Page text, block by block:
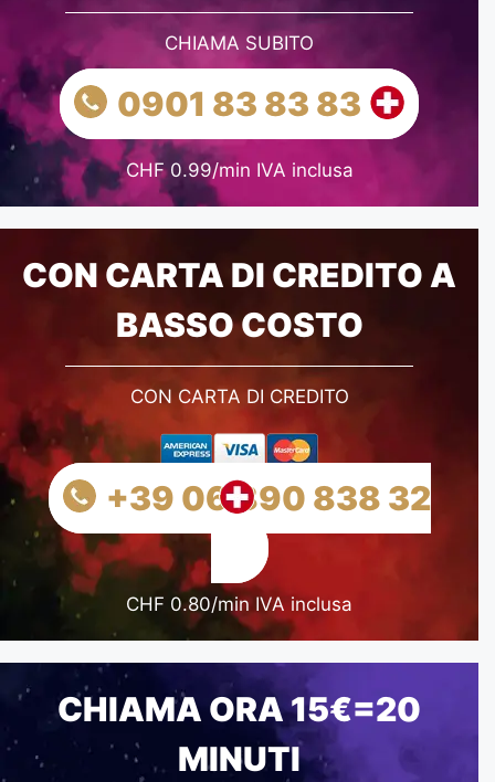
CHIAMA SUBITO
0901 83 83 83
CHF 0.99/min IVA inclusa
CON CARTA DI CREDITO A
BASSO COSTO
CON CARTA DI CREDITO
+39 06 890 838 32
CHF 0.80/min IVA inclusa
CHIAMA ORA 15€=20
MINUTI